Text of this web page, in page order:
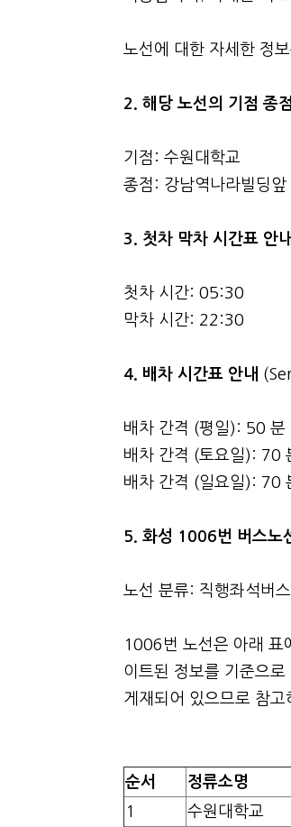
노선에 대한 자세한 정
2. 해당 노선의 기점 종
기점: 수원대학교
종점: 강남역나라빌딩앞
3. 첫차 막차 시간표 안내
첫차 시간: 05:30
막차 시간: 22:30
4. 배차 시간표 안내
배차 간격 (평일): 50 분
배차 간격 (토요일): 70
배차 간격 (일요일): 70
5. 화성 1006번 버스노
노선 분류: 직행좌석버
1006번 노선은 아래 표
이트된 정보를 기준으
게재되어 있으므로 참고
순서 정류소명
1
수원대학교